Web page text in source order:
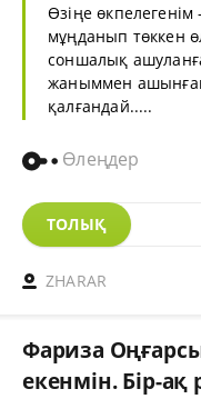
Өзіңе өкпелегенім -
мұңданып төккен
соншалық
жаныммен
қалғандай.....
Өлеңдер
ТОЛЫҚ
ZHARAR
Фариза
екенмін. Бір-ақ